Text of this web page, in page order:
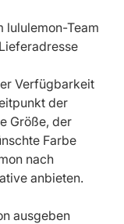
lululemon-Team
Verfügbarkeit
der
Größe, der
Farbe
nach
anbieten.
ausgeben